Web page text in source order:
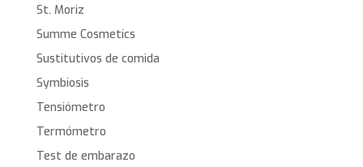
St. Moriz
Summe Cosmetics
Sustitutivos de comida
Symbiosis
Tensiómetro
Termómetro
Test de embarazo